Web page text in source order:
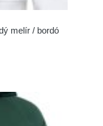
melír / bordó